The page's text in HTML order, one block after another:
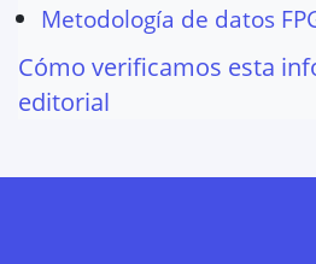
Metodología de datos
Cómo verificamos esta
editorial